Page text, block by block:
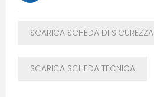
SCARICA SCHEDA DI SICUREZZA
SCARICA SCHEDA TECNICA